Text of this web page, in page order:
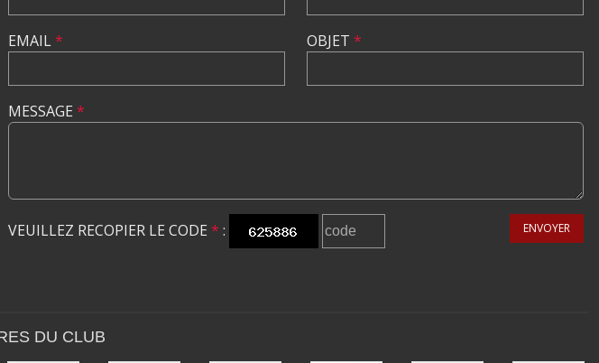
EMAIL* OBJET *
MESSAGE *
VEUILLEZ RECOPIER LE CODE * : ENVOYER
DU CLUB